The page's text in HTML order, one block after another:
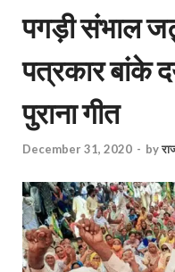
पगड़ी संभाल
पत्रकार बांके
पुराना गीत
December 31, 2020 - by